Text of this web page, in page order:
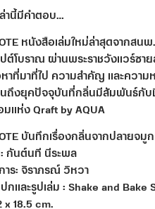
านี้มีคำตอบ…
หนังสือเล่มใหม่ล่าสุดจากส
โบราณ ผ่านพระราชวังแวร์ซาย
าที่มาที่ไป ความสำคัญ และควา
นถึงยุคปัจจุบันที่กลิ่นมีสัมพันธ์กั
แห่ง Qraft by AQUA
บันทึกเรื่องกลิ่นจากปลายจ
: กันต์นที นีระพล
ร: จิราภรณ์ วิหวา
และรูปเล่ม : Shake and Bake
x 18.5 cm.